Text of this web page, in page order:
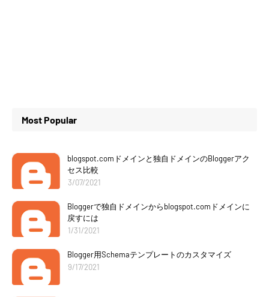
Most Popular
blogspot.comドメインと独自ドメインのBloggerアク
セス比較
3/07/2021
Bloggerで独自ドメインからblogspot.comドメインに
戻すには
1/31/2021
Blogger用Schemaテンプレートのカスタマイズ
9/17/2021